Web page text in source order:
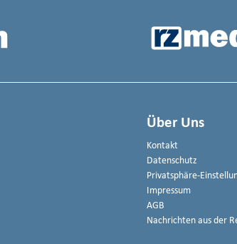
Über Uns
Kontakt
Datenschutz
Privatsphäre-
Impressum
AGB
Nachrichten aus der